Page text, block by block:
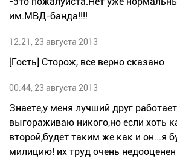
им.МВД-банда!!!!
12:21, 23 августа 2013
[Гость] Сторож, все верно сказано
00:44, 23 августа 2013
Знаете,у меня лучший друг
выгораживаю никого,но если хоть
второй,будет таким же как и он...я
милицию! их труд очень